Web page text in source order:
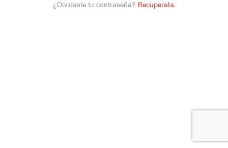
¿Olvidaste tu contraseña? Recuperala.